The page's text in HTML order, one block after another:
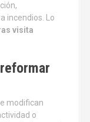
incendios. Lo
visita
modifican
o